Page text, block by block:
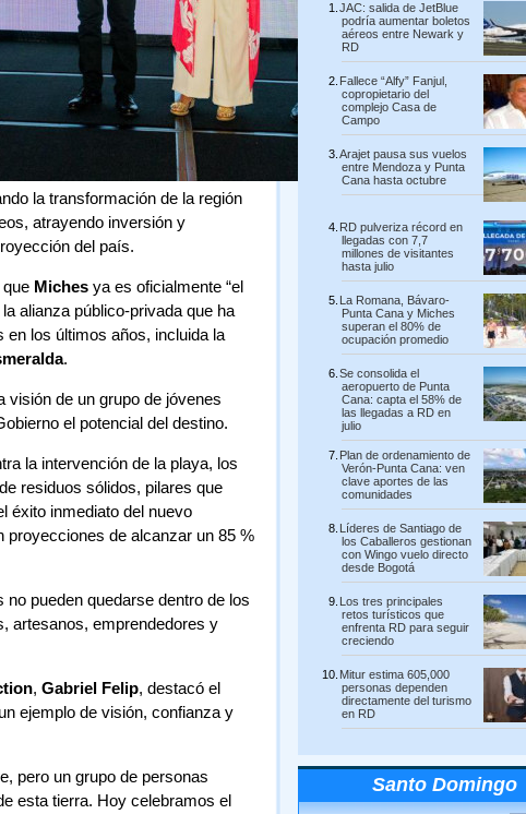
la transformación de la región
atrayendo inversión y
del país.
Miches ya es oficialmente “el
alianza público-privada que ha
en los últimos años, incluida la
.
visión de un grupo de jóvenes
el potencial del destino.
la intervención de la playa, los
residuos sólidos, pilares que
éxito inmediato del nuevo
proyecciones de alcanzar un 85 %
pueden quedarse dentro de los
artesanos, emprendedores y
, Gabriel Felip, destacó el
ejemplo de visión, confianza y
pero un grupo de personas
esta tierra. Hoy celebramos el
JAC: salida de JetBlue
podría aumentar boletos
aéreos entre Newark y
RD
Fallece “Alfy” Fanjul,
copropietario del
complejo Casa de
Campo
Arajet pausa sus vuelos
entre Mendoza y Punta
Cana hasta octubre
RD pulveriza récord en
llegadas con 7,7
millones de visitantes
hasta julio
La Romana, Bávaro-
Punta Cana y Miches
superan el 80% de
ocupación promedio
Se consolida el
aeropuerto de Punta
Cana: capta el 58% de
las llegadas a RD en
julio
Plan de ordenamiento de
Verón-Punta Cana: ven
clave aportes de las
comunidades
Líderes de Santiago de
los Caballeros gestionan
con Wingo vuelo directo
desde Bogotá
Los tres principales
retos turísticos que
enfrenta RD para seguir
creciendo
Mitur estima 605,000
personas dependen
directamente del turismo
en RD
Santo Domingo